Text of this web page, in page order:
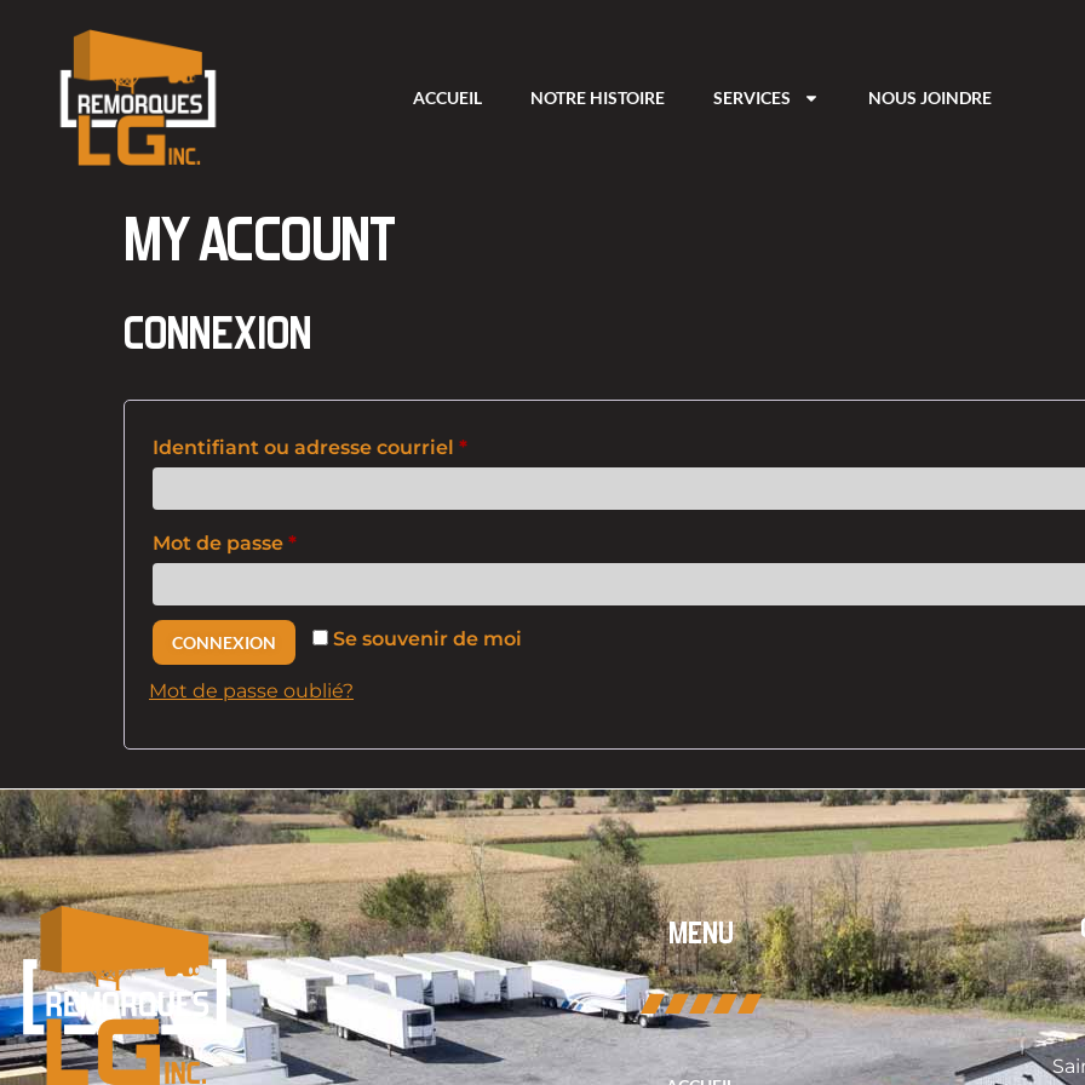
ACCUEIL NOTRE HISTOIRE SERVICES NOUS JOINDRE
MY ACCOUNT
CONNEXION
Identifiant ou adresse courriel *
Mot de passe *
Se souvenir de moi
CONNEXION
Mot de passe oublié?
MENU